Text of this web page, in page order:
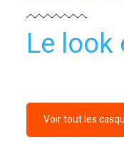
Le
Voir tout les